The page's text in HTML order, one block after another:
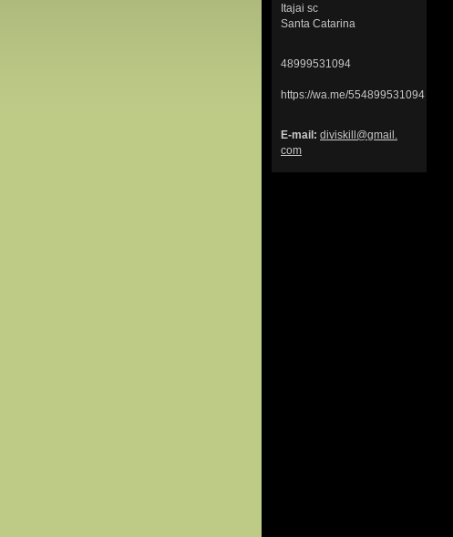
Itajai sc
Santa Catarina
48999531094
https://wa.me/554899531094
E-mail: diviskil l@gmail.
com